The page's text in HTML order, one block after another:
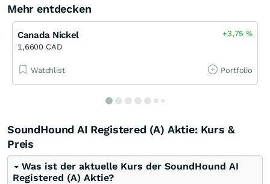
Mehr entdecken
Canada Nickel
1,6600 CAD
+3,75%
Watchlist Portfolio
SoundHound AI Registered (A) Aktie: Kurs &
Preis
Was ist der aktuelle Kurs der SoundHound AI
Registered (A) Aktie?